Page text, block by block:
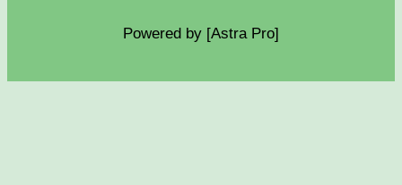
Powered by [Astra Pro]